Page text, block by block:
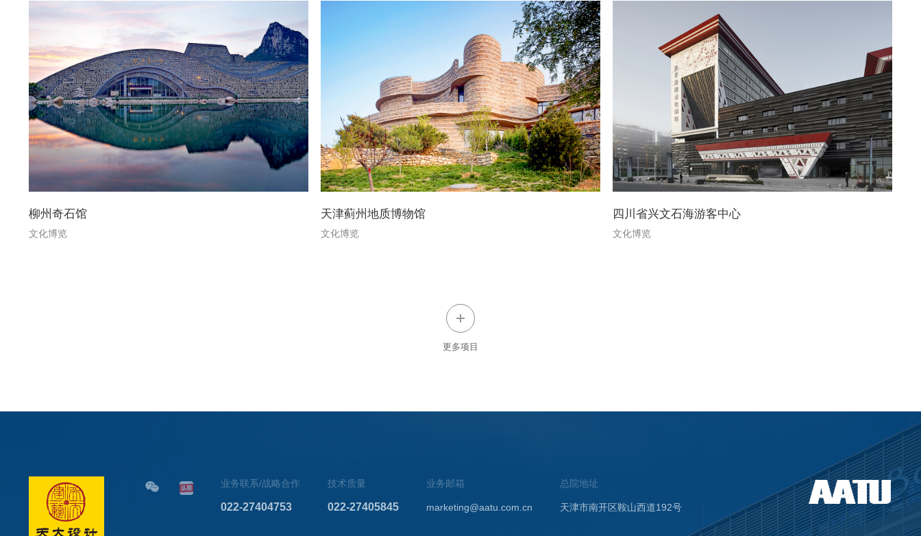
柳州奇石馆
文化博览
天津蓟州地质博物馆
文化博览
四川省兴文石海游客中心
文化博览
更多项目
业务联系/战略合作
022-27404753
技术质量
022-27405845
业务邮箱
marketing@aatu.com.cn
总院地址
天津市南开区鞍山西道192号